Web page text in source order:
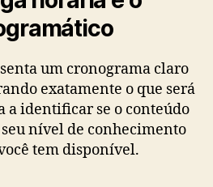
um cronograma claro
exatamente o que será
a identificar se o conteúdo
nível de conhecimento
tem disponível.